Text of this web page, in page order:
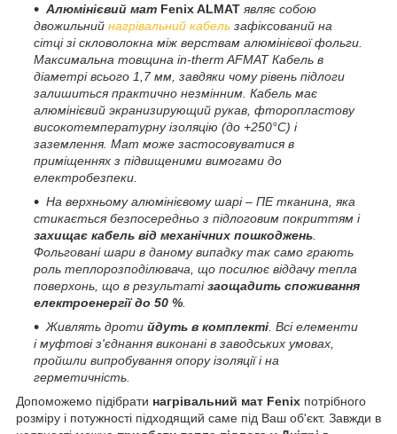
Алюмінієвий мат Fenix ALMAT являє собою
двожильний нагрівальний кабель зафіксований на
сітці зі скловолокна між верствам алюмінієвої фольги.
Максимальна товщина in-therm AFMAT Кабель в
діаметрі всього 1,7 мм, завдяки чому рівень підлоги
залишиться практично незмінним. Кабель має
алюмінієвий экранизирующий рукав, фторопластову
високотемпературну ізоляцію (до +250°C) і
заземлення. Мат може застосовуватися в
приміщеннях з підвищеними вимогами до
електробезпеки.
На верхньому алюмінієвому шарі – ПЕ тканина, яка
стикається безпосередньо з підлоговим покриттям і
захищає кабель від механічних пошкоджень
Фольговані шари в даному випадку так само грають
роль теплорозподілювача, що посилює віддачу тепла
поверхонь, що в результатізаощадить споживання
електроенергії до 50 %
Живлять дроти йдуть в комплекті . Всі елементи
і муфтові з'єднання виконані в заводських умовах,
пройшли випробування опору ізоляції і на
герметичність.
Допоможемо підібрати нагрівальний мат Fenix потрібного
розміру і потужності підходящий саме під Ваш об'єкт. Завжди в